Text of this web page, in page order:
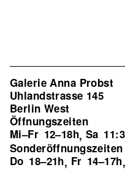
Galerie Anna Probst
Uhlandstrasse 145
Berlin West
Öffnungszeiten
Mi–Fr 12–18h, Sa
Do 18–21h, Fr 14–17h